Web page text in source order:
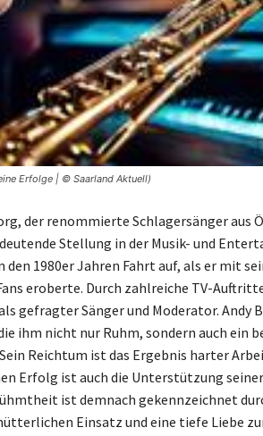
Erfolge | © Saarland Aktuell)
der renommierte Schlagersänger aus
Stellung in der Musik- und
den 1980er Jahren Fahrt auf, als er mit
eroberte. Durch zahlreiche TV-
gefragter Sänger und Moderator.
ihm nicht nur Ruhm, sondern auch ein
Reichtum ist das Ergebnis harter
Erfolg ist auch die Unterstützung
ist demnach gekennzeichnet
Einsatz und eine tiefe Liebe